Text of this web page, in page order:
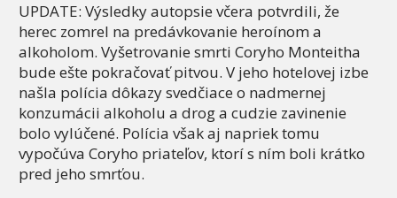
UPDATE: Výsledky autopsie včera potvrdili, že
herec zomrel na predávkovanie heroínom a
alkoholom. Vyšetrovanie smrti Coryho Monteitha
bude ešte pokračovať pitvou. V jeho hotelovej izbe
našla polícia dôkazy svedčiace o nadmernej
konzumácii alkoholu a drog a cudzie zavinenie
bolo vylúčené. Polícia však aj napriek tomu
vypočúva Coryho priateľov, ktorí s ním boli krátko
pred jeho smrťou.